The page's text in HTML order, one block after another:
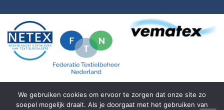
We gebruiken cookies om ervoor te zorgen dat onze site zo
soepel mogelijk draait. Als je doorgaat met het gebruiken van